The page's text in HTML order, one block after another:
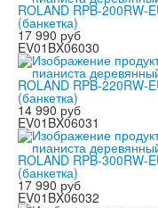
ROLAND RPB-200RW-
(банкетка)
17 990 руб
EV01BX06030
ROLAND RPB-220RW-
(банкетка)
14 990 руб
EV01BX06031
ROLAND RPB-300RW-
(банкетка)
17 990 руб
EV01BX06032